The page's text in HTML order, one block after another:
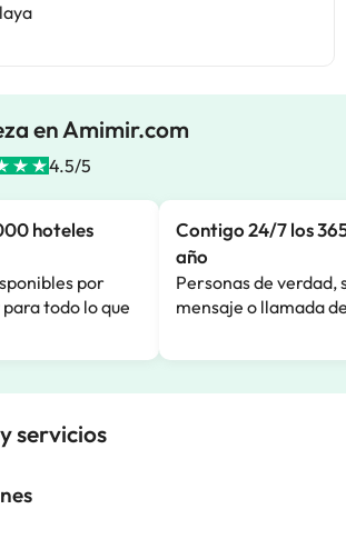
en Amimir.com
4.5/5
hoteles
por
todo lo que
Contigo 24/7 los
año
Personas de verdad,
mensaje o llamada
servicios